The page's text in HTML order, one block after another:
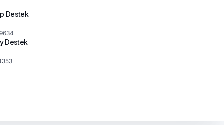
Destek
Destek